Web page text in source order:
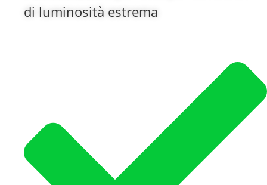
di luminosità estrema